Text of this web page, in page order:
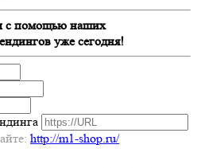
с помощью наших
уже сегодня!
http://m1-shop.ru/